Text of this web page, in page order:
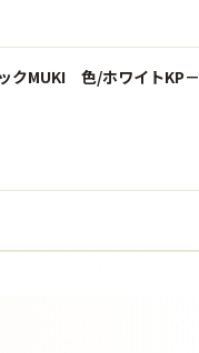
クMUKI 色/ホワイトKP－